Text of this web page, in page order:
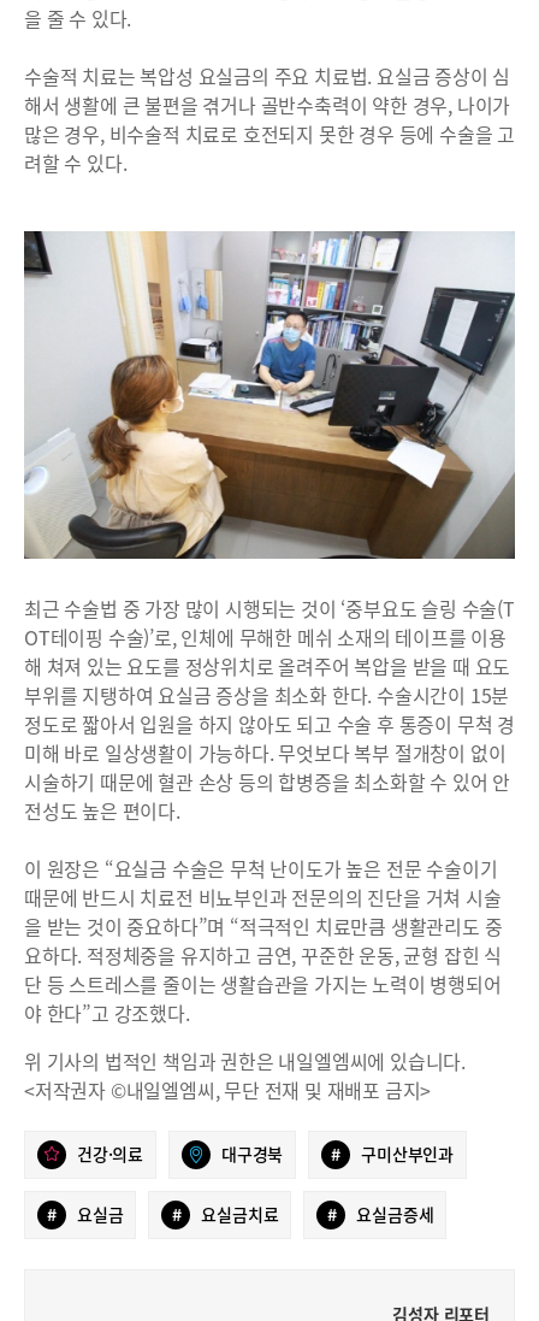
을 줄 수 있다.
수술적 치료는 복압성 요실금의 주요 치료법. 요실금 증상이 심
해서 생활에 큰 불편을 겪거나 골반수축력이 약한 경우, 나이가
많은 경우, 비수술적 치료로 호전되지 못한 경우 등에 수술을 고
려할 수 있다.
최근 수술법 중 가장 많이 시행되는 것이 ‘중부요도 슬링 수술(T
OT테이핑 수술)’로, 인체에 무해한 메쉬 소재의 테이프를 이용
해 쳐져 있는 요도를 정상위치로 올려주어 복압을 받을 때 요도
부위를 지탱하여 요실금 증상을 최소화 한다. 수술시간이 15분
정도로 짧아서 입원을 하지 않아도 되고 수술 후 통증이 무척 경
미해 바로 일상생활이 가능하다. 무엇보다 복부 절개창이 없이
시술하기 때문에 혈관 손상 등의 합병증을 최소화할 수 있어 안
전성도 높은 편이다.
이 원장은 “요실금 수술은 무척 난이도가 높은 전문 수술이기
때문에 반드시 치료전 비뇨부인과 전문의의 진단을 거쳐 시술
을 받는 것이 중요하다”며 “적극적인 치료만큼 생활관리도 중
요하다. 적정체중을 유지하고 금연, 꾸준한 운동, 균형 잡힌 식
단 등 스트레스를 줄이는 생활습관을 가지는 노력이 병행되어
야 한다”고 강조했다.
위 기사의 법적인 책임과 권한은 내일엘엠씨에 있습니다.
<저작권자 ©내일엘엠씨, 무단 전재 및 재배포 금지>
건강·의료 대구경북 # 구미산부인과
# 요실금 # 요실금치료 # 요실금증세
김성자 리포터